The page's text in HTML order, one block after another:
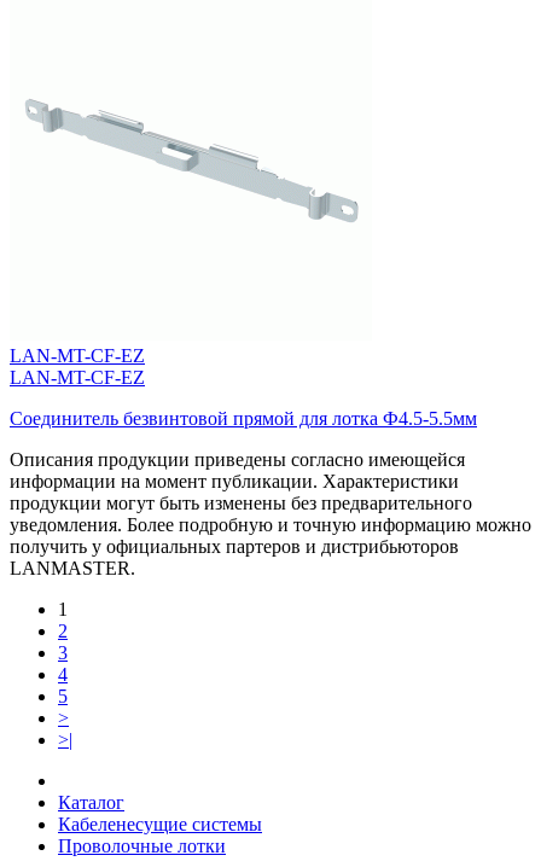
LAN-MT-CF-EZ
LAN-MT-CF-EZ
Соединитель безвинтовой прямой для лотка Ф4.5-5.5мм
Описания продукции приведены согласно имеющейся
информации на момент публикации. Характеристики
продукции могут быть изменены без предварительного
уведомления. Более подробную и точную информацию можно
получить у официальных партеров и дистрибьюторов
LANMASTER.
1
2
3
4
5
>
>|
Каталог
Кабеленесущие системы
Проволочные лотки